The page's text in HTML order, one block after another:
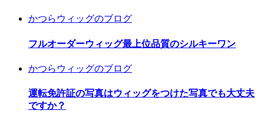
かつらウィッグのブログ
フルオーダーウィッグ最上位品質のシルキーワン
かつらウィッグのブログ
運転免許証の写真はウィッグをつけた写真でも大丈夫
ですか？